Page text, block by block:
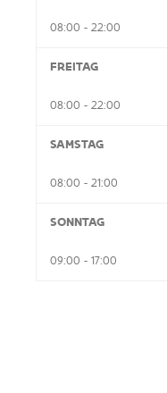
08:00 - 22:00
FREITAG
08:00 - 22:00
SAMSTAG
08:00 - 21:00
SONNTAG
09:00 - 17:00